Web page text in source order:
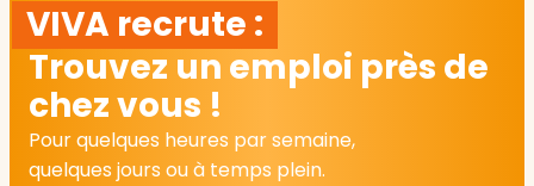
VIVA recrute :
Trouvez un emploi près de
chez vous !
Pour quelques heures par semaine,
quelques jours ou à temps plein.